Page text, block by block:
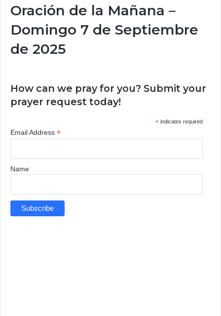
Oración de la Mañana –
Domingo 7 de Septiembre
de 2025
How can we pray for you? Submit your
prayer request today!
*indicates required
Email Address *
Name